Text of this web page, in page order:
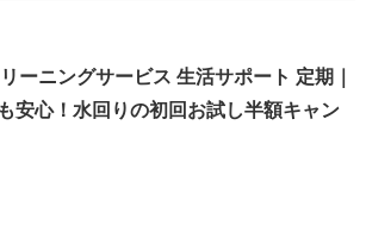
ーニングサービス 生活サポート 定期｜
安心！水回りの初回お試し半額キャン